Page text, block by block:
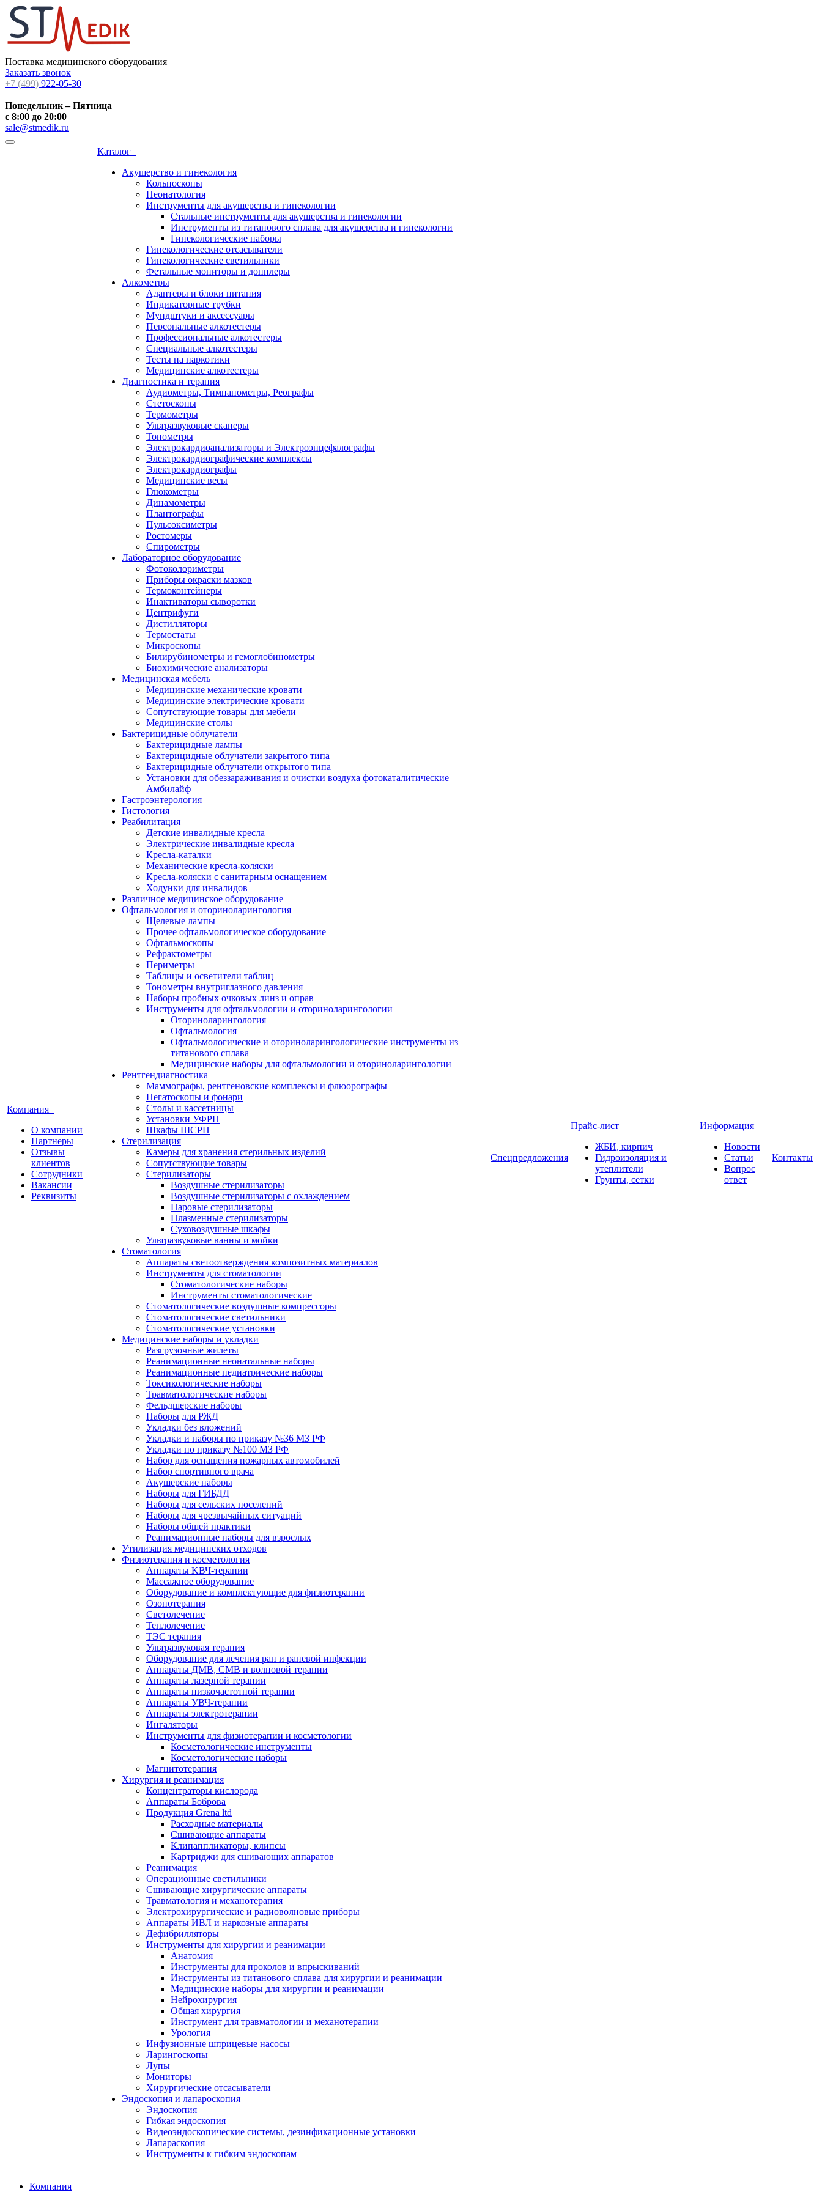
Поставка медицинского оборудования
Заказать звонок
+7 (499) 922-05-30
Понедельник – Пятница
с 8:00 до 20:00
sale@stmedik.ru
Компания
О компании
Партнеры
Отзывы
клиентов
Сотрудники
Вакансии
Реквизиты
Каталог
Акушерство и гинекология
Кольпоскопы
Неонатология
Инструменты для акушерства и гинекологии
Стальные инструменты для акушерства и гинекологии
Инструменты из титанового сплава для акушерства и гинекологии
Гинекологические наборы
Гинекологические отсасыватели
Гинекологические светильники
Фетальные мониторы и допплеры
Алкометры
Адаптеры и блоки питания
Индикаторные трубки
Мундштуки и аксессуары
Персональные алкотестеры
Профессиональные алкотестеры
Специальные алкотестеры
Тесты на наркотики
Медицинские алкотестеры
Диагностика и терапия
Аудиометры, Тимпанометры, Реографы
Стетоскопы
Термометры
Ультразвуковые сканеры
Тонометры
Электрокардиоанализаторы и Электроэнцефалографы
Электрокардиографические комплексы
Электрокардиографы
Медицинские весы
Глюкометры
Динамометры
Плантографы
Пульсоксиметры
Ростомеры
Спирометры
Лабораторное оборудование
Фотоколориметры
Приборы окраски мазков
Термоконтейнеры
Инактиваторы сыворотки
Центрифуги
Дистилляторы
Термостаты
Микроскопы
Билирубинометры и гемоглобинометры
Биохимические анализаторы
Медицинская мебель
Медицинские механические кровати
Медицинские электрические кровати
Сопутствующие товары для мебели
Медицинские столы
Бактерицидные облучатели
Бактерицидные лампы
Бактерицидные облучатели закрытого типа
Бактерицидные облучатели открытого типа
Установки для обеззараживания и очистки воздуха фотокаталитические
Амбилайф
Гастроэнтерология
Гистология
Реабилитация
Детские инвалидные кресла
Электрические инвалидные кресла
Кресла-каталки
Механические кресла-коляски
Кресла-коляски с санитарным оснащением
Ходунки для инвалидов
Различное медицинское оборудование
Офтальмология и оториноларингология
Щелевые лампы
Прочее офтальмологическое оборудование
Офтальмоскопы
Рефрактометры
Периметры
Таблицы и осветители таблиц
Тонометры внутриглазного давления
Наборы пробных очковых линз и оправ
Инструменты для офтальмологии и оториноларингологии
Оториноларингология
Офтальмология
Офтальмологические и оториноларингологические инструменты из
титанового сплава
Медицинские наборы для офтальмологии и оториноларингологии
Рентгендиагностика
Маммографы, рентгеновские комплексы и флюорографы
Негатоскопы и фонари
Столы и кассетницы
Установки УФРН
Шкафы ШСРН
Стерилизация
Камеры для хранения стерильных изделий
Сопутствующие товары
Стерилизаторы
Воздушные стерилизаторы
Воздушные стерилизаторы с охлаждением
Паровые стерилизаторы
Плазменные стерилизаторы
Суховоздушные шкафы
Ультразвуковые ванны и мойки
Стоматология
Аппараты светоотверждения композитных материалов
Инструменты для стоматологии
Стоматологические наборы
Инструменты стоматологические
Стоматологические воздушные компрессоры
Стоматологические светильники
Стоматологические установки
Медицинские наборы и укладки
Разгрузочные жилеты
Реанимационные неонатальные наборы
Реанимационные педиатрические наборы
Токсикологические наборы
Травматологические наборы
Фельдшерские наборы
Наборы для РЖД
Укладки без вложений
Укладки и наборы по приказу №36 МЗ РФ
Укладки по приказу №100 МЗ РФ
Набор для оснащения пожарных автомобилей
Набор спортивного врача
Акушерские наборы
Наборы для ГИБДД
Наборы для сельских поселений
Наборы для чрезвычайных ситуаций
Наборы общей практики
Реанимационные наборы для взрослых
Утилизация медицинских отходов
Физиотерапия и косметология
Аппараты KВЧ-терапии
Массажное оборудование
Оборудование и комплектующие для физиотерапии
Озонотерапия
Светолечение
Теплолечение
ТЭС терапия
Ультразвуковая терапия
Оборудование для лечения ран и раневой инфекции
Аппараты ДМВ, СМВ и волновой терапии
Аппараты лазерной терапии
Аппараты низкочастотной терапии
Аппараты УВЧ-терапии
Аппараты электротерапии
Ингаляторы
Инструменты для физиотерапии и косметологии
Косметологические инструменты
Косметологические наборы
Магнитотерапия
Хирургия и реанимация
Концентраторы кислорода
Аппараты Боброва
Продукция Grena ltd
Расходные материалы
Сшивающие аппараты
Клипаппликаторы, клипсы
Картриджи для сшивающих аппаратов
Реанимация
Операционные светильники
Сшивающие хирургические аппараты
Травматология и механотерапия
Электрохирургические и радиоволновые приборы
Аппараты ИВЛ и наркозные аппараты
Дефибрилляторы
Инструменты для хирургии и реанимации
Анатомия
Инструменты для проколов и впрыскиваний
Инструменты из титанового сплава для хирургии и реанимации
Медицинские наборы для хирургии и реанимации
Нейрохирургия
Общая хирургия
Инструмент для травматологии и механотерапии
Урология
Инфузионные шприцевые насосы
Ларингоскопы
Лупы
Мониторы
Хирургические отсасыватели
Эндоскопия и лапароскопия
Эндоскопия
Гибкая эндоскопия
Видеоэндоскопические системы, дезинфикационные установки
Лапараскопия
Инструменты к гибким эндоскопам
Спецпредложения
Прайс-лист
ЖБИ, кирпич
Гидроизоляция и
утеплители
Грунты, сетки
Информация
Новости
Статьи
Вопрос
ответ
Контакты
Компания